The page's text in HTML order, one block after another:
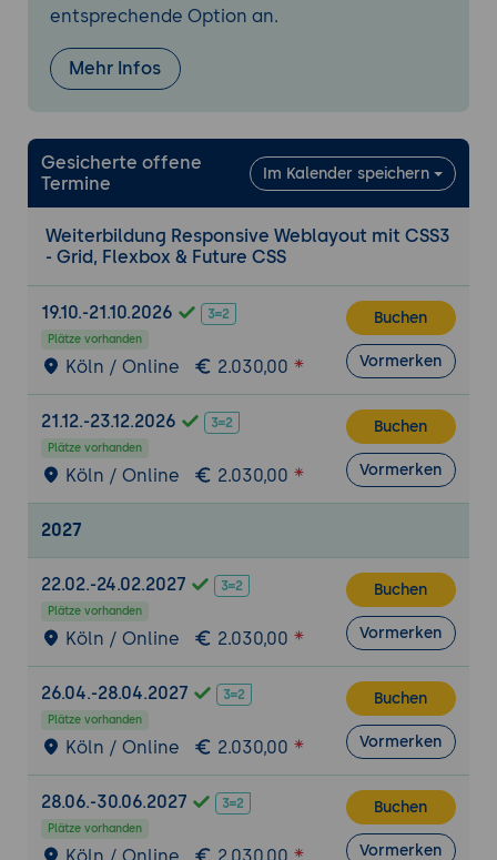
Bildformate (WebP/AVIF)
Tricks für Performance
Praxis: Audit eines responsiven Layouts
Accessibility, SEO und Cross-Browser-
Kompatibilität
Tastaturnavigation
Feature-Detection, Legacy-Support
Praxis: Erstellung und Review eines
barrierefreien Layouts
Integration mit Frameworks, Pre- and Post-
Processing
CSS Preprocessors (Sass/SCSS), PostCSS,
CSS-Module
Bootstrap 5, Utility-First Konzepte
Praxis: Migration einer klassischen CSS-
Codebasis zu modernen Workflow-Tools
Team- und Projektworkflow: Collaboration &
Tooling
Git-basierte Workflows, Style-guides,
Komponentenbibliotheken, Storybook
Design-Dev-Hand-Off, Living-Style-Guides,
CI/CD für Frontend
Praxis: Setup eines Kollaborationsprojekts
mit Design System und Zusammenarbeit
entsprechende Option an.
Mehr Infos
Gesicherte offene
Termine
Im Kalender speichern
Weiterbildung Responsive Weblayout mit CSS3
- Grid, Flexbox & Future CSS
19.10.-21.10.2026
Plätze vorhanden
Köln / Online 2.030,00
Buchen
Vormerken
21.12.-23.12.2026
Plätze vorhanden
Köln / Online 2.030,00
Buchen
Vormerken
2027
22.02.-24.02.2027
Plätze vorhanden
Köln / Online 2.030,00
Buchen
Vormerken
26.04.-28.04.2027
Plätze vorhanden
Köln / Online 2.030,00
Buchen
Vormerken
28.06.-30.06.2027
Plätze vorhanden
Buchen
Vormerken